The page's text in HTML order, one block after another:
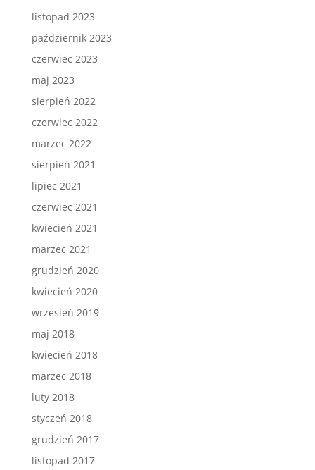
listopad 2023
październik 2023
czerwiec 2023
maj 2023
sierpień 2022
czerwiec 2022
marzec 2022
sierpień 2021
lipiec 2021
czerwiec 2021
kwiecień 2021
marzec 2021
grudzień 2020
kwiecień 2020
wrzesień 2019
maj 2018
kwiecień 2018
marzec 2018
luty 2018
styczeń 2018
grudzień 2017
listopad 2017